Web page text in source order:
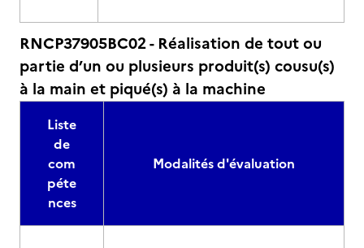
RNCP37905BC02 - Réalisation de tout ou
partie d’un ou plusieurs produit(s) cousu(s)
à la main et piqué(s) à la machine
Liste
de
com
péte
nces
Modalités d'évaluation